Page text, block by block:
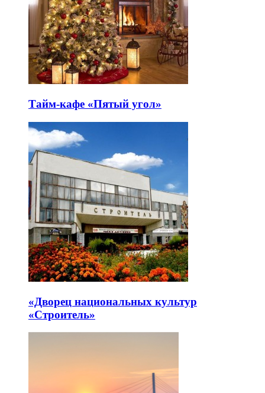
Тайм-кафе «Пятый угол»
«Дворец национальных культур
«Строитель»